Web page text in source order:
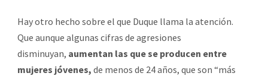
Hay otro hecho sobre el que Duque llama la atención.
Que aunque algunas cifras de agresiones
disminuyan, aumentan las que se producen entre
mujeres jóvenes, de menos de 24 años, que son “más